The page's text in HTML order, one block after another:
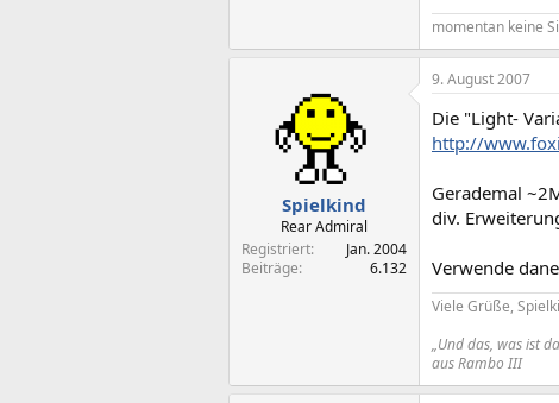
momentan keine
Spielkind
Rear Admiral
Registriert
Jan. 2004
Beiträge
6.132
9. August 2007
Die "Light-
http://
Gerademal
div.
Verwende
Viele Grüße,
„Und das, was ist
aus Rambo III